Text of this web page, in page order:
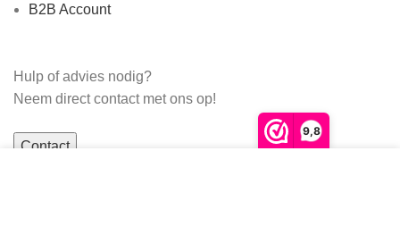
9,8
B2B Account
Hulp of advies nodig?
Neem direct contact met ons op!
Contact